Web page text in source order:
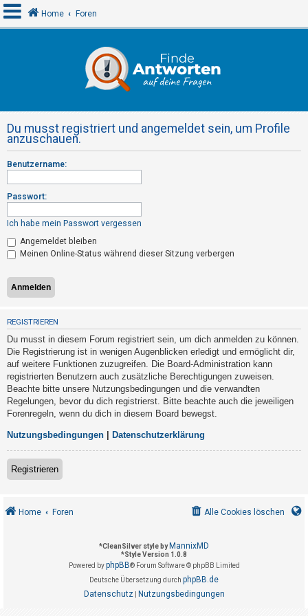
e
l
d
e
n
R
e
i
s
t
r
i
e
r
e
n
U
n
e
Home Foren
Du musst registriert und angemeldet sein, um Profile
anzuschauen.
Benutzername:
Passwort:
Ich habe mein Passwort vergessen
Angemeldet bleiben
Meinen Online-Status während dieser Sitzung verbergen
REGISTRIEREN
Du musst in diesem Forum registriert sein, um dich anmelden zu können.
Die Registrierung ist in wenigen Augenblicken erledigt und ermöglicht dir,
auf weitere Funktionen zuzugreifen. Die Board-Administration kann
registrierten Benutzern auch zusätzliche Berechtigungen zuweisen.
Beachte bitte unsere Nutzungsbedingungen und die verwandten
Regelungen, bevor du dich registrierst. Bitte beachte auch die jeweiligen
Forenregeln, wenn du dich in diesem Board bewegst.
Nutzungsbedingungen Datenschutzerklärung
Registrieren
Home Foren Alle Cookies löschen
*CleanSilver style by MannixMD
*Style Version 1.0.8
Powered byphpBB® Forum Software © phpBB Limited
Deutsche Übersetzung durch phpBB.de
Datenschutz| Nutzungsbedingungen